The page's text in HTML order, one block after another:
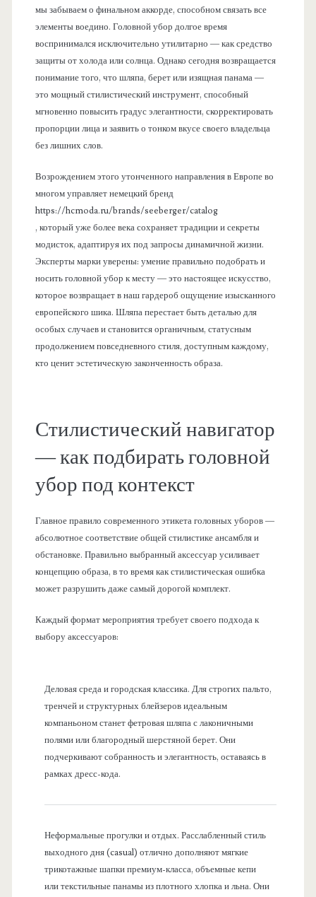
мы забываем о финальном аккорде, способном связать все
элементы воедино. Головной убор долгое время
воспринимался исключительно утилитарно — как средство
защиты от холода или солнца. Однако сегодня возвращается
понимание того, что шляпа, берет или изящная панама —
это мощный стилистический инструмент, способный
мгновенно повысить градус элегантности, скорректировать
пропорции лица и заявить о тонком вкусе своего владельца
без лишних слов.
Возрождением этого утонченного направления в Европе во
многом управляет немецкий бренд
https://hcmoda.ru/brands/seeberger/catalog
, который уже более века сохраняет традиции и секреты
модисток, адаптируя их под запросы динамичной жизни.
Эксперты марки уверены: умение правильно подобрать и
носить головной убор к месту — это настоящее искусство,
которое возвращает в наш гардероб ощущение изысканного
европейского шика. Шляпа перестает быть деталью для
особых случаев и становится органичным, статусным
продолжением повседневного стиля, доступным каждому,
кто ценит эстетическую законченность образа.
Стилистический навигатор
— как подбирать головной
убор под контекст
Главное правило современного этикета головных уборов —
абсолютное соответствие общей стилистике ансамбля и
обстановке. Правильно выбранный аксессуар усиливает
концепцию образа, в то время как стилистическая ошибка
может разрушить даже самый дорогой комплект.
Каждый формат мероприятия требует своего подхода к
выбору аксессуаров:
Деловая среда и городская классика. Для строгих пальто,
тренчей и структурных блейзеров идеальным
компаньоном станет фетровая шляпа с лаконичными
полями или благородный шерстяной берет. Они
подчеркивают собранность и элегантность, оставаясь в
рамках дресс-кода.
Неформальные прогулки и отдых. Расслабленный стиль
выходного дня (casual) отлично дополняют мягкие
трикотажные шапки премиум-класса, объемные кепи
или текстильные панамы из плотного хлопка и льна. Они